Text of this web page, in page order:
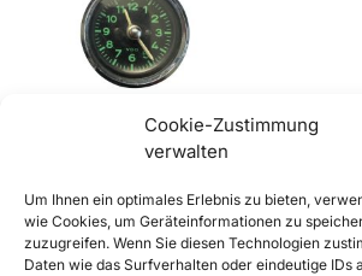
Cookie-Zustimmung
verwalten
Um Ihnen ein optimales Erlebnis zu bieten,
wie Cookies, um Geräteinformationen zu
zuzugreifen. Wenn Sie diesen Technologien
Daten wie das Surfverhalten oder eindeutige IDs
VDO, gebraucht, überholt
€499,00 –€599,00 inkl. Mwst
Enthält 20% Mwst